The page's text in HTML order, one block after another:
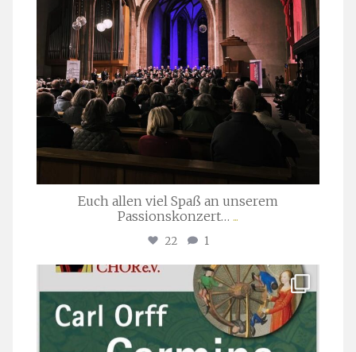
Euch allen viel Spaß an unserem
Passionskonzert… ...
22 1
stuttgarter_oratorienchor
Juli 22